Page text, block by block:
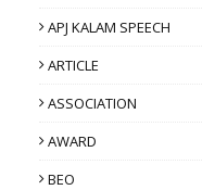
APJ KALAM SPEECH
ARTICLE
ASSOCIATION
AWARD
BEO